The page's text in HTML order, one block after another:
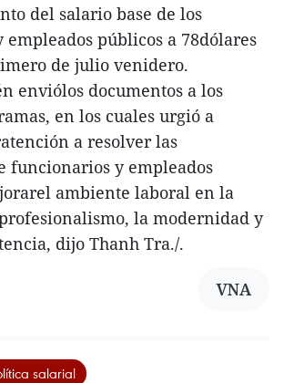
del salario base de los
públicos a 78dólares
de julio venidero.
enviólos documentos a los
en los cuales urgió a
a resolver las
funcionarios y empleados
ambiente laboral en la
la modernidad y
dijo Thanh Tra./.
VNA
salarial